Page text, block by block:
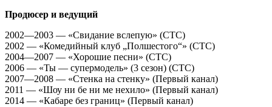
Продюсер и ведущий
2002—2003 — «Свидание вслепую» (СТС)
2002 — «Комедийный клуб „Полшестого“» (СТС)
2004—2007 — «Хорошие песни» (СТС)
2006 — «Ты — супермодель» (3 сезон) (СТС)
2007—2008 — «Стенка на стенку» (Первый канал)
2011 — «Шоу ни бе ни ме нехило» (Первый канал)
2014 — «Кабаре без границ» (Первый канал)